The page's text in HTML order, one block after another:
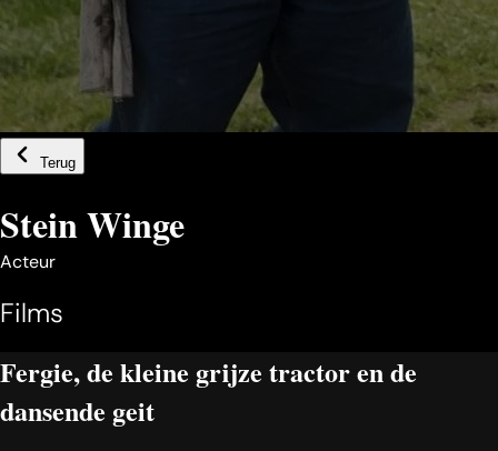
Terug
Stein Winge
Acteur
Films
Fergie, de kleine grijze tractor en de
dansende geit